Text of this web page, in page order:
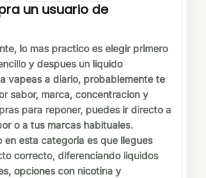
un usuario de
lo mas practico es elegir primero
y despues un liquido
vapeas a diario, probablemente te
sabor, marca, concentracion y
para reponer, puedes ir directo a
o a tus marcas habituales.
en esta categoria es que llegues
correcto, diferenciando liquidos
opciones con nicotina y